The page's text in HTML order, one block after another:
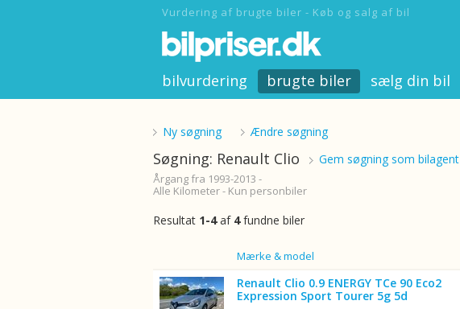
Vurdering af brugte biler - Køb og salg af bil
bilvurdering brugte biler sælg din bil
Ny søgning Ændre søgning
Søgning: Renault Clio Gem søgning som bilagent
Årgang fra 1993-2013 -
Alle Kilometer - Kun personbiler
Resultat 1-4af 4fundne biler
Mærke & model
Renault Clio 0.9 ENERGY TCe 90 Eco2
Expression Sport Tourer 5g 5d